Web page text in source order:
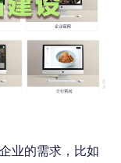
业的需求，比如